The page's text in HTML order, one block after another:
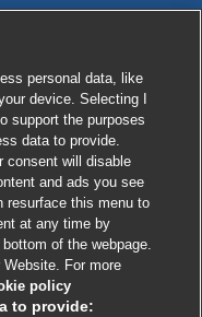
personal data, like
device. Selecting I
support the purposes
data to provide.
consent will disable
and ads you see
resurface this menu to
at any time by
of the webpage.
For more
policy
to provide: